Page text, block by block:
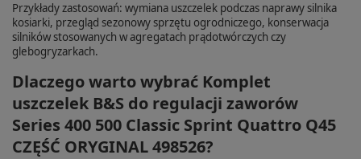
Przykłady zastosowań: wymiana uszczelek podczas naprawy silnika
kosiarki, przegląd sezonowy sprzętu ogrodniczego, konserwacja
silników stosowanych w agregatach prądotwórczych czy
glebogryzarkach.
Dlaczego warto wybrać Komplet
uszczelek B&S do regulacji zaworów
Series 400 500 Classic Sprint Quattro Q45
CZĘŚĆ ORYGINAL 498526?